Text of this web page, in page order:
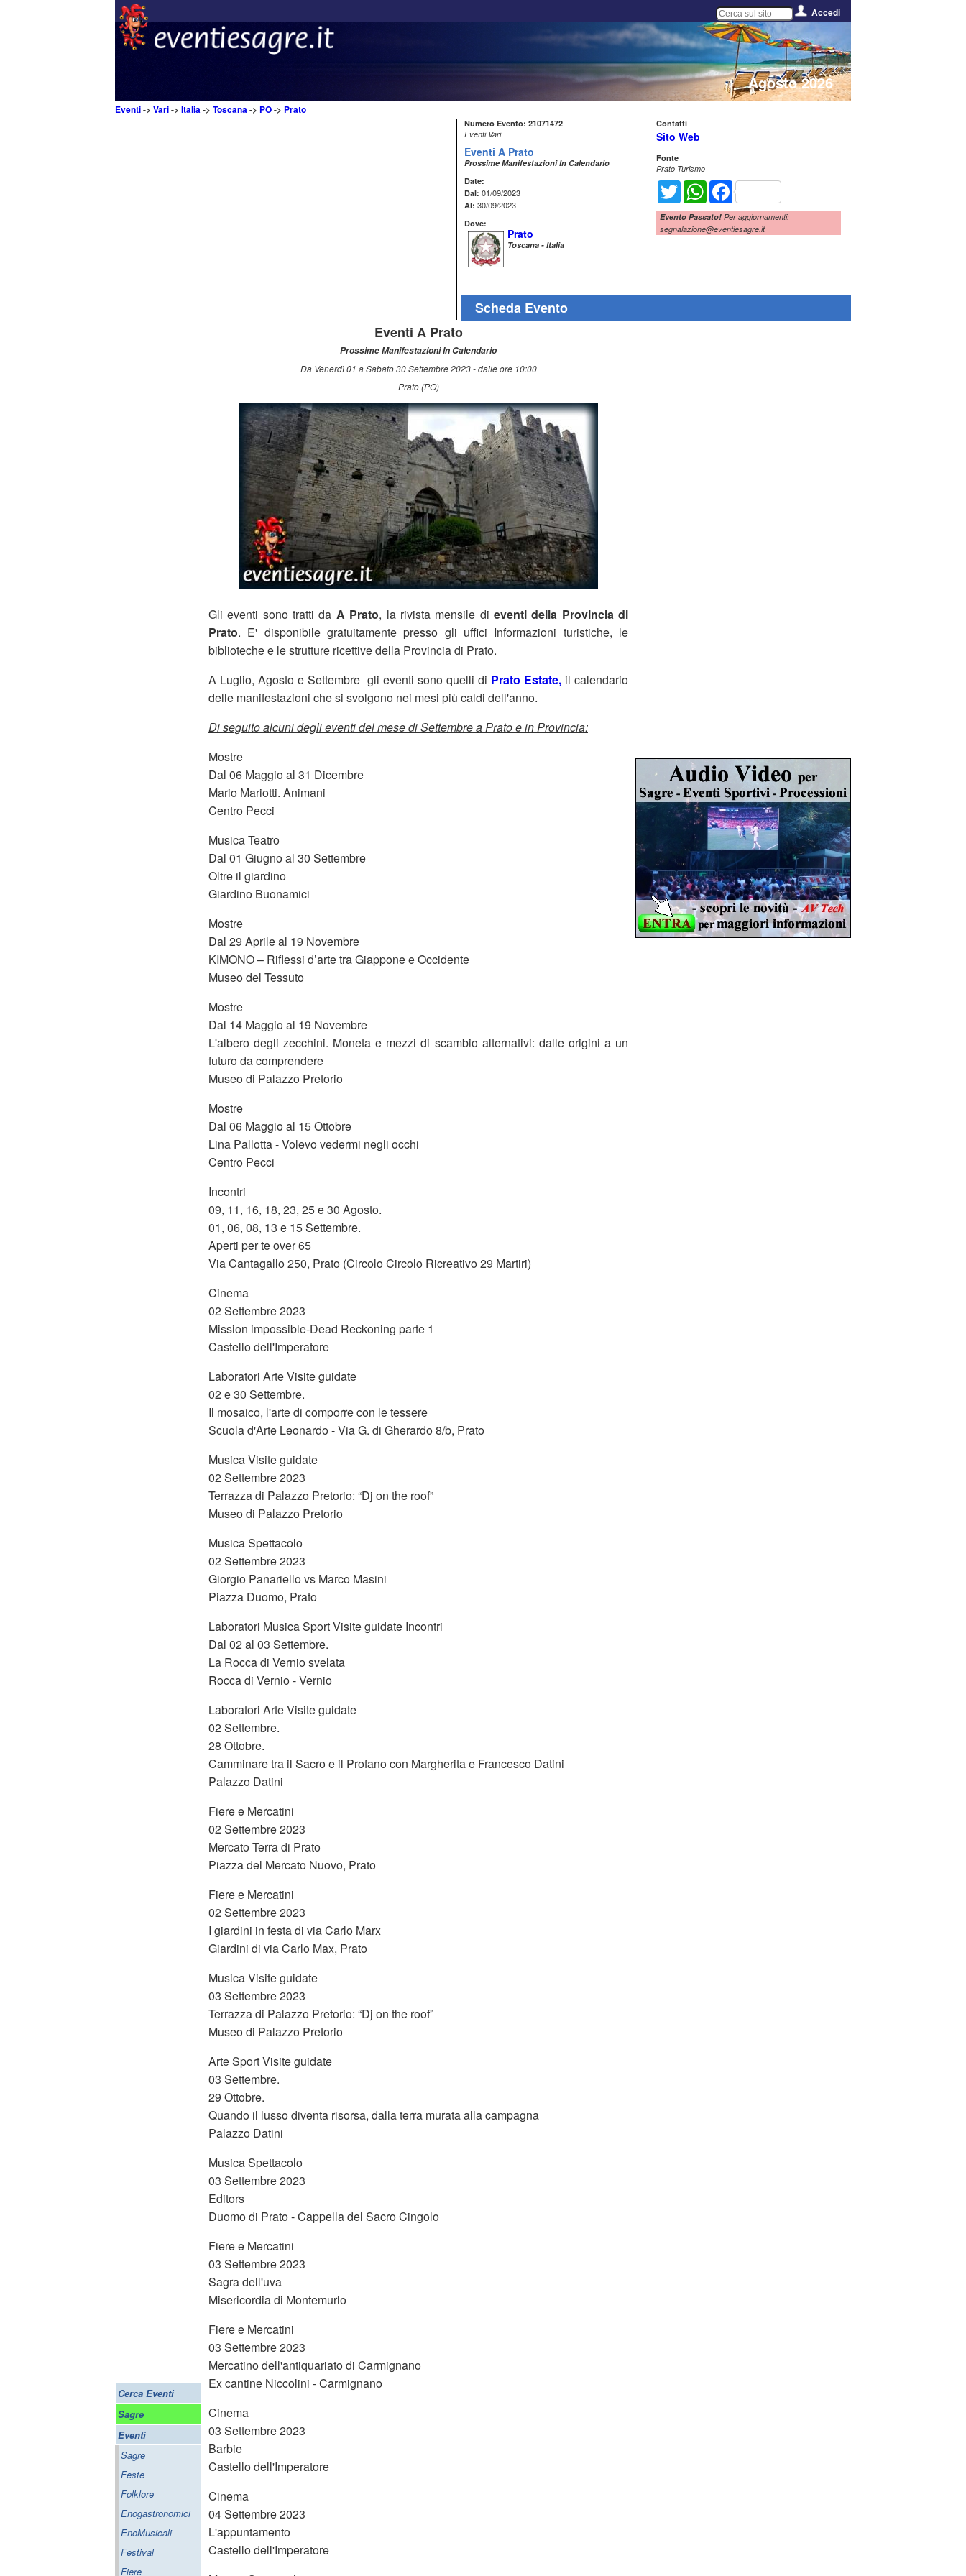
Accedi
Agosto 2026
Eventi-> Vari-> Italia-> Toscana-> PO-> Prato
Cerca Eventi
Sagre
Eventi
Sagre
Feste
Folklore
Enogastronomici
EnoMusicali
Festival
Fiere
Numero Evento: 21071472
Eventi Vari
Eventi A Prato
Prossime Manifestazioni In Calendario
Date:
Dal: 01/09/2023
Al: 30/09/2023
Dove:
Prato
Toscana - Italia
Contatti
Sito Web
Fonte
Prato Turismo
Twitter WhatsAppFacebook
Evento Passato! Per aggiornamenti:
segnalazione@eventiesagre.it
Scheda Evento
Eventi A Prato
Prossime Manifestazioni In Calendario
Da Venerdì 01 a Sabato 30 Settembre 2023 - dalle ore 10:00
Prato (PO)
Gli eventi sono tratti da A Prato, la rivista mensile di eventi della Provincia di
Prato. E' disponibile gratuitamente presso gli uffici Informazioni turistiche, le
biblioteche e le strutture ricettive della Provincia di Prato.
A Luglio, Agosto e Settembre gli eventi sono quelli di Prato Estate, il calendario
delle manifestazioni che si svolgono nei mesi più caldi dell'anno.
Di seguito alcuni degli eventi del mese di Settembre a Prato e in Provincia:
Mostre
Dal 06 Maggio al 31 Dicembre
Mario Mariotti. Animani
Centro Pecci
Musica Teatro
Dal 01 Giugno al 30 Settembre
Oltre il giardino
Giardino Buonamici
Mostre
Dal 29 Aprile al 19 Novembre
KIMONO – Riflessi d’arte tra Giappone e Occidente
Museo del Tessuto
Mostre
Dal 14 Maggio al 19 Novembre
L'albero degli zecchini. Moneta e mezzi di scambio alternativi: dalle origini a un
futuro da comprendere
Museo di Palazzo Pretorio
Mostre
Dal 06 Maggio al 15 Ottobre
Lina Pallotta - Volevo vedermi negli occhi
Centro Pecci
Incontri
09, 11, 16, 18, 23, 25 e 30 Agosto.
01, 06, 08, 13 e 15 Settembre.
Aperti per te over 65
Via Cantagallo 250, Prato (Circolo Circolo Ricreativo 29 Martiri)
Cinema
02 Settembre 2023
Mission impossible-Dead Reckoning parte 1
Castello dell'Imperatore
Laboratori Arte Visite guidate
02 e 30 Settembre.
Il mosaico, l'arte di comporre con le tessere
Scuola d'Arte Leonardo - Via G. di Gherardo 8/b, Prato
Musica Visite guidate
02 Settembre 2023
Terrazza di Palazzo Pretorio: “Dj on the roof”
Museo di Palazzo Pretorio
Musica Spettacolo
02 Settembre 2023
Giorgio Panariello vs Marco Masini
Piazza Duomo, Prato
Laboratori Musica Sport Visite guidate Incontri
Dal 02 al 03 Settembre.
La Rocca di Vernio svelata
Rocca di Vernio - Vernio
Laboratori Arte Visite guidate
02 Settembre.
28 Ottobre.
Camminare tra il Sacro e il Profano con Margherita e Francesco Datini
Palazzo Datini
Fiere e Mercatini
02 Settembre 2023
Mercato Terra di Prato
Piazza del Mercato Nuovo, Prato
Fiere e Mercatini
02 Settembre 2023
I giardini in festa di via Carlo Marx
Giardini di via Carlo Max, Prato
Musica Visite guidate
03 Settembre 2023
Terrazza di Palazzo Pretorio: “Dj on the roof”
Museo di Palazzo Pretorio
Arte Sport Visite guidate
03 Settembre.
29 Ottobre.
Quando il lusso diventa risorsa, dalla terra murata alla campagna
Palazzo Datini
Musica Spettacolo
03 Settembre 2023
Editors
Duomo di Prato - Cappella del Sacro Cingolo
Fiere e Mercatini
03 Settembre 2023
Sagra dell'uva
Misericordia di Montemurlo
Fiere e Mercatini
03 Settembre 2023
Mercatino dell'antiquariato di Carmignano
Ex cantine Niccolini - Carmignano
Cinema
03 Settembre 2023
Barbie
Castello dell'Imperatore
Cinema
04 Settembre 2023
L'appuntamento
Castello dell'Imperatore